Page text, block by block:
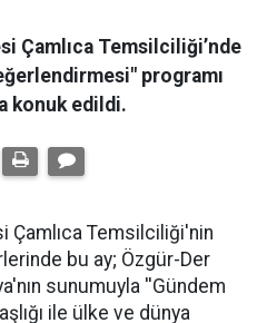
Çamlıca Temsilciliği’nde
programı
konuk edildi.
Çamlıca Temsilciliği'nin
bu ay; Özgür-Der
sunumuyla ''Gündem
ile ülke ve dünya